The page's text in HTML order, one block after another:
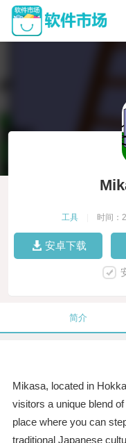
工具 时间：
安卓下载
简介
Mikasa, located in
visitors a unique blend
place where you can
traditional Japanese